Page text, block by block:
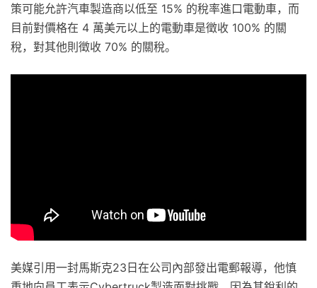
策可能允許汽車製造商以低至 15% 的稅率進口電動車，而
目前對價格在 4 萬美元以上的電動車是徵收 100% 的關
稅，對其他則徵收 70% 的關稅。
美媒引用一封馬斯克23日在公司內部發出電郵報導，他慎